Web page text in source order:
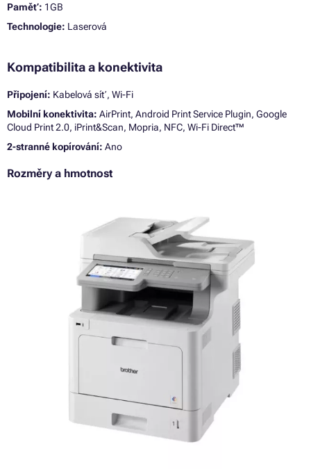
Paměť: 1GB
Technologie: Laserová
Kompatibilita a konektivita
Připojení: Kabelová síť, Wi-Fi
Mobilní konektivita: AirPrint, Android Print Service Plugin, Google
Cloud Print 2.0, iPrint&Scan, Mopria, NFC, Wi-Fi Direct™
2-stranné kopírování: Ano
Rozměry a hmotnost